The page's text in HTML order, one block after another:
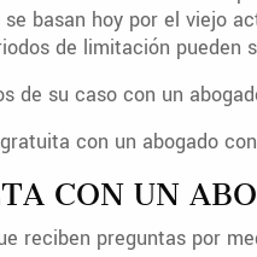
basan hoy por el viejo
de limitación pueden
de su caso con un
con un abogado
CON UN
reciben preguntas por